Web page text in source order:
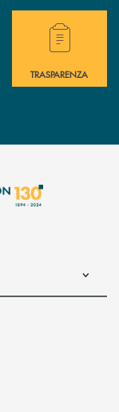
e mail delle nostre
immediata?
Hai bisogno di
TRASPARENZA